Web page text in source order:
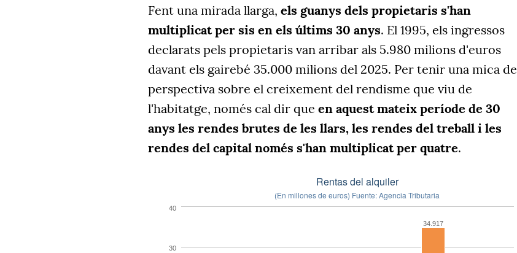
Fent una mirada llarga, els guanys dels propietaris s'han
multiplicat per sis en els últims 30 anys. El 1995, els ingressos
declarats pels propietaris van arribar als 5.980 milions d'euros
davant els gairebé 35.000 milions del 2025. Per tenir una mica de
perspectiva sobre el creixement del rendisme que viu de
l'habitatge, només cal dir que en aquest mateix període de 30
anys les rendes brutes de les llars, les rendes del treball i les
rendes del capital només s'han multiplicat per quatre.